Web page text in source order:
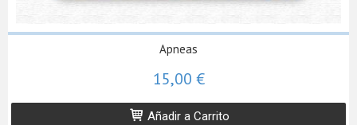
Apneas
15,00 €
Añadir a Carrito